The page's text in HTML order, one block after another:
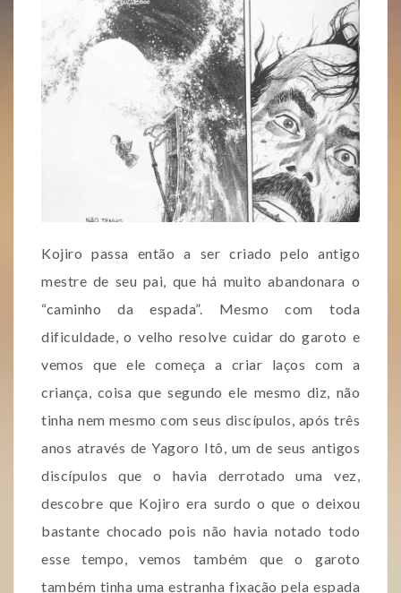
Kojiro passa então a ser criado pelo antigo
mestre de seu pai, que há muito abandonara o
“caminho da espada”. Mesmo com toda
dificuldade, o velho resolve cuidar do garoto e
vemos que ele começa a criar laços com a
criança, coisa que segundo ele mesmo diz, não
tinha nem mesmo com seus discípulos, após três
anos através de Yagoro Itô, um de seus antigos
discípulos que o havia derrotado uma vez,
descobre que Kojiro era surdo o que o deixou
bastante chocado pois não havia notado todo
esse tempo, vemos também que o garoto
também tinha uma estranha fixação pela espada